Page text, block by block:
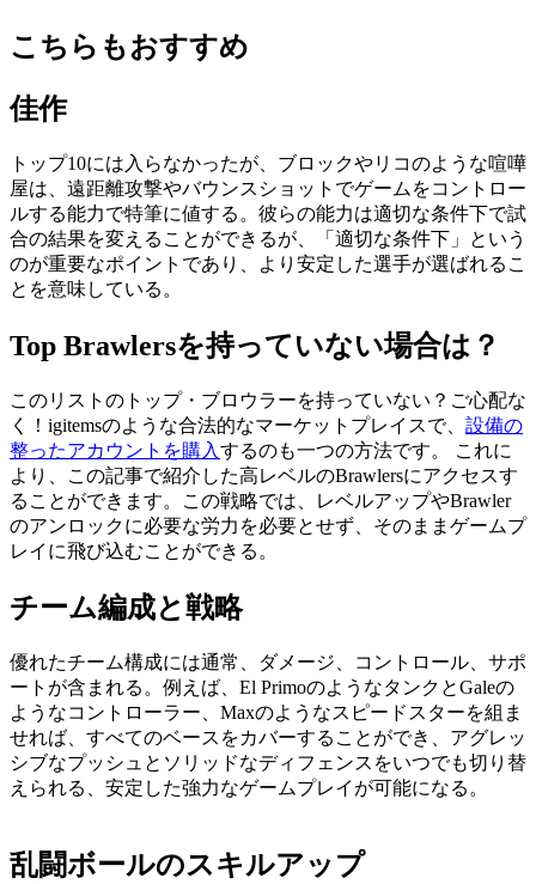
こちらもおすすめ
佳作
トップ10には入らなかったが、ブロックやリコのような喧嘩
屋は、遠距離攻撃やバウンスショットでゲームをコントロー
ルする能力で特筆に値する。彼らの能力は適切な条件下で試
合の結果を変えることができるが、「適切な条件下」という
のが重要なポイントであり、より安定した選手が選ばれるこ
とを意味している。
Top Brawlersを持っていない場合は？
このリストのトップ・ブロウラーを持っていない？ご心配な
く！igitemsのような合法的なマーケットプレイスで、 設備の
整ったアカウントを購入するのも一つの方法です。 これに
より、この記事で紹介した高レベルのBrawlersにアクセスす
ることができます。この戦略では、レベルアップやBrawler
のアンロックに必要な労力を必要とせず、そのままゲームプ
レイに飛び込むことができる。
チーム編成と戦略
優れたチーム構成には通常、ダメージ、コントロール、サポ
ートが含まれる。例えば、El PrimoのようなタンクとGaleの
ようなコントローラー、Maxのようなスピードスターを組ま
せれば、すべてのベースをカバーすることができ、アグレッ
シブなプッシュとソリッドなディフェンスをいつでも切り替
えられる、安定した強力なゲームプレイが可能になる。
乱闘ボールのスキルアップ